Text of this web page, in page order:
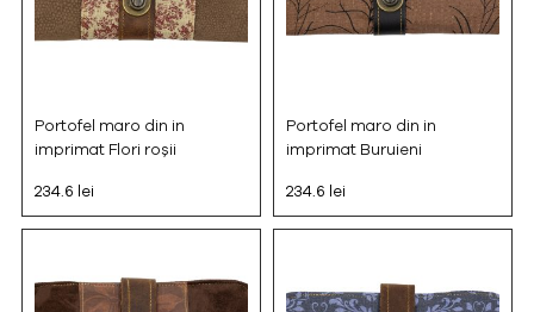
Portofel maro din in
imprimat Flori roșii
234.6 lei
Portofel maro din in
imprimat Buruieni
234.6 lei